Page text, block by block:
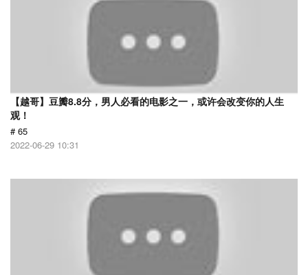
【越哥】豆瓣8.8分，男人必看的电影之一，或许会改变你的人生
观！
# 65
2022-06-29 10:31